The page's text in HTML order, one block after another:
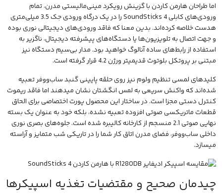
اما طراحان هارمن کاردن با گزینش رویکرد مینی‌مالیستی مدرن، تمام
ورودی‌های کابلی SoundSticks 4 را در یک درگاه ورودی جک 3.5 میلی‌متری
هدستخلاصه کرده‌اند. بدین معنا که فاقد ورودی‌های دیجیتالی نوری بوده
و جهت اتصال به تلویزیون‌ها یا دستگاه‌های پیشرفته دیجیتال، ناگزیر به
استفاده از رابط‌های ساده آنالوگ خواهید بود. مدار بی‌سیم دستگاه نیز
مبتنی بر پروتکل بلوتوث قدیمیتر ورژن 4.2 قرار گرفته است.
کلیدهای لمسی تنظیم ولوم نیز روی حلقه پایینی گنبد ساب‌ووفر تعبیه
شده‌اند که واکنش سریعی به لمس انگشتان نشان میدهند اما فاقد ریموت
کنترل دستی مجزا است. در ساختار این محصول پورت اختصاصی برای الحاق
قطعات ماتریکسی صوتی افزوده تعبیه نشده، بلکه خود به عنوان یک بسته
نهایی صوتی 2.1 منسجم از کارخانه کالیبره شده است. جلوه‌های بصری نوری
داخلی ساب‌ووفر، فضای مدرن اتاق کار شما را در تاریکی شب متمایز و آراسته
میسازد.
چیدمان صحیح و مقتضیات تغذیه اسپیکرها